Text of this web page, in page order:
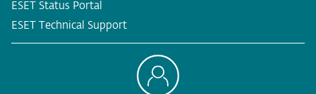
ESET Status Portal
ESET Technical Support